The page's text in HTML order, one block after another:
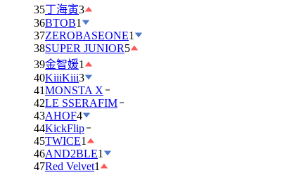
35丁海寅3
36BTOB1
37ZEROBASEONE1
38SUPER JUNIOR5
39金智媛1
40KiiiKiii3
41MONSTA X
42LE SSERAFIM
43AHOF4
44KickFlip
45TWICE1
46AND2BLE1
47Red Velvet1